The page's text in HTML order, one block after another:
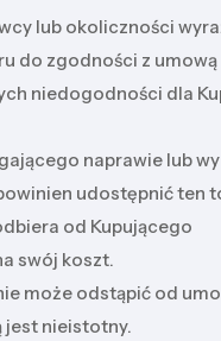
lub okoliczności
do zgodności z
niedogodności dla
naprawie lub
udostępnić ten
od Kupującego
swój koszt.
może odstąpić od
jest nieistotny.